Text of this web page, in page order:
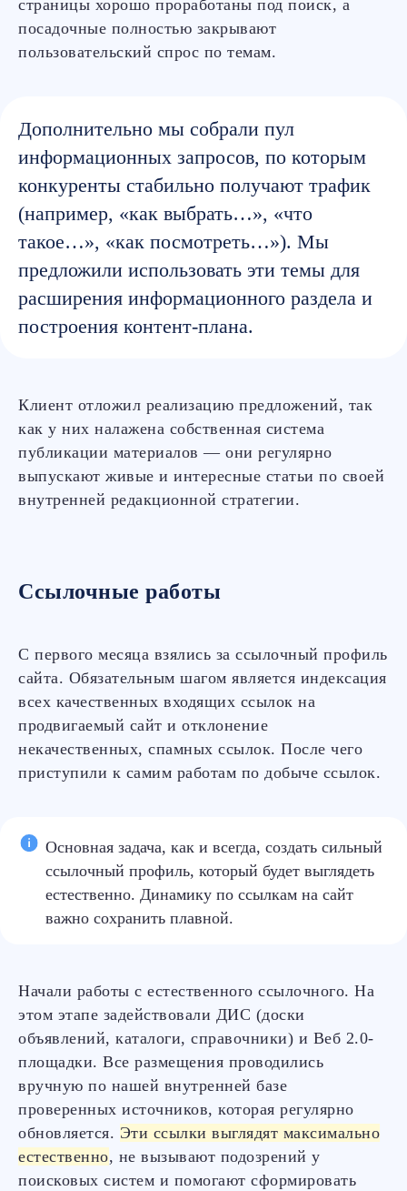
страницы хорошо проработаны под поиск, а
посадочные полностью закрывают
пользовательский спрос по темам.
Дополнительно мы собрали пул
информационных запросов, по которым
конкуренты стабильно получают трафик
(например, «как выбрать…», «что
такое…», «как посмотреть…»). Мы
предложили использовать эти темы для
расширения информационного раздела и
построения контент-плана.
Клиент отложил реализацию предложений, так
как у них налажена собственная система
публикации материалов — они регулярно
выпускают живые и интересные статьи по своей
внутренней редакционной стратегии.
Ссылочные работы
С первого месяца взялись за ссылочный профиль
сайта. Обязательным шагом является индексация
всех качественных входящих ссылок на
продвигаемый сайт и отклонение
некачественных, спамных ссылок. После чего
приступили к самим работам по добыче ссылок.
Основная задача, как и всегда, создать сильный
ссылочный профиль, который будет выглядеть
естественно. Динамику по ссылкам на сайт
важно сохранить плавной.
Начали работы с естественного ссылочного. На
этом этапе задействовали ДИС (доски
объявлений, каталоги, справочники) и Веб 2.0-
площадки. Все размещения проводились
вручную по нашей внутренней базе
проверенных источников, которая регулярно
обновляется. Эти ссылки выглядят максимально
естественно, не вызывают подозрений у
поисковых систем и помогают сформировать